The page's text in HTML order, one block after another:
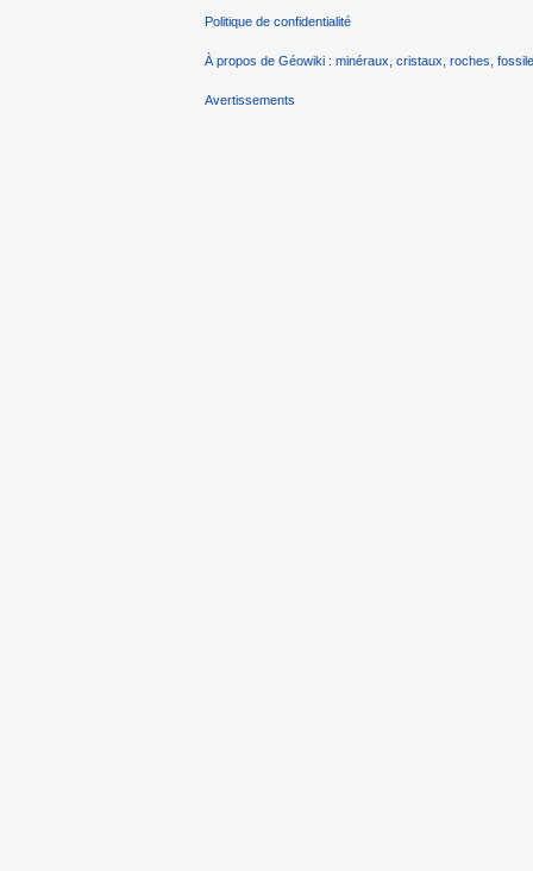
Politique de confidentialité
À propos de Géowiki : minéraux, cristaux, roches,
Avertissements